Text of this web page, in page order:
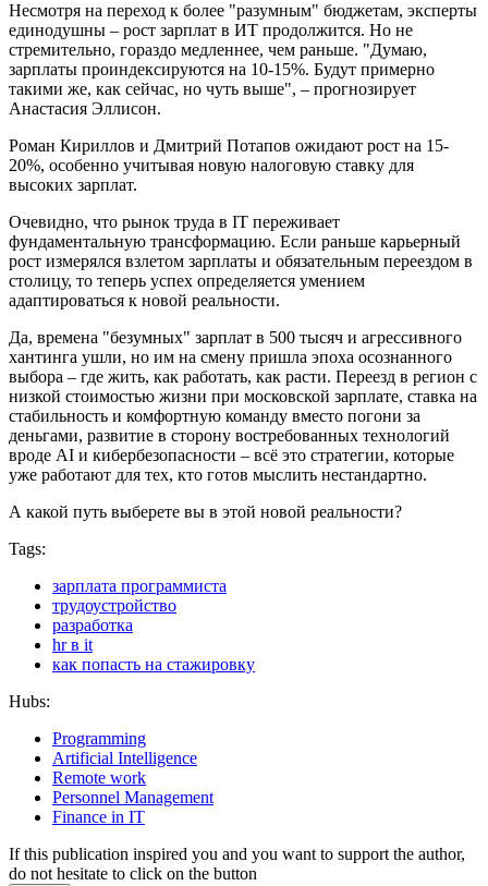
Несмотря на переход к более "разумным" бюджетам, эксперты
единодушны – рост зарплат в ИТ продолжится. Но не
стремительно, гораздо медленнее, чем раньше. "Думаю,
зарплаты проиндексируются на 10-15%. Будут примерно
такими же, как сейчас, но чуть выше", – прогнозирует
Анастасия Эллисон.
Роман Кириллов и Дмитрий Потапов ожидают рост на 15-
20%, особенно учитывая новую налоговую ставку для
высоких зарплат.
Очевидно, что рынок труда в IT переживает
фундаментальную трансформацию. Если раньше карьерный
рост измерялся взлетом зарплаты и обязательным переездом в
столицу, то теперь успех определяется умением
адаптироваться к новой реальности.
Да, времена "безумных" зарплат в 500 тысяч и агрессивного
хантинга ушли, но им на смену пришла эпоха осознанного
выбора – где жить, как работать, как расти. Переезд в регион с
низкой стоимостью жизни при московской зарплате, ставка на
стабильность и комфортную команду вместо погони за
деньгами, развитие в сторону востребованных технологий
вроде AI и кибербезопасности – всё это стратегии, которые
уже работают для тех, кто готов мыслить нестандартно.
А какой путь выберете вы в этой новой реальности?
Tags:
зарплата программиста
трудоустройство
разработка
hr в it
как попасть на стажировку
Hubs:
Programming
Artificial Intelligence
Remote work
Personnel Management
Finance in IT
If this publication inspired you and you want to support the author,
do not hesitate to click on the button